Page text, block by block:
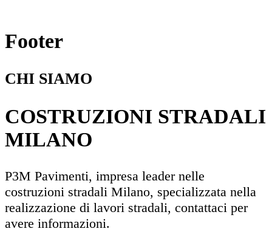
Footer
CHI SIAMO
COSTRUZIONI STRADALI
MILANO
P3M Pavimenti, impresa leader nelle
costruzioni stradali Milano, specializzata nella
realizzazione di lavori stradali, contattaci per
avere informazioni.